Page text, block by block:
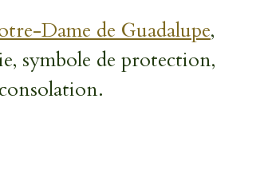
Dame de Guadalupe,
symbole de protection,
.